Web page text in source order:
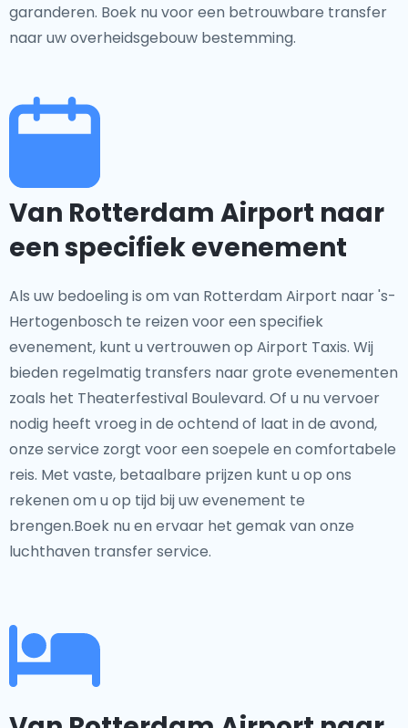
garanderen. Boek nu voor een betrouwbare transfer
naar uw overheidsgebouw bestemming.
Van Rotterdam Airport naar
een specifiek evenement
Als uw bedoeling is om van Rotterdam Airport naar 's-
Hertogenbosch te reizen voor een specifiek
evenement, kunt u vertrouwen op Airport Taxis. Wij
bieden regelmatig transfers naar grote evenementen
zoals het Theaterfestival Boulevard. Of u nu vervoer
nodig heeft vroeg in de ochtend of laat in de avond,
onze service zorgt voor een soepele en comfortabele
reis. Met vaste, betaalbare prijzen kunt u op ons
rekenen om u op tijd bij uw evenement te
brengen.Boek nu en ervaar het gemak van onze
luchthaven transfer service.